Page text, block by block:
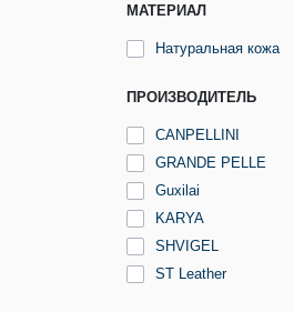
МАТЕРИАЛ
Натуральная кожа
ПРОИЗВОДИТЕЛЬ
CANPELLINI
GRANDE PELLE
Guxilai
KARYA
SHVIGEL
ST Leather